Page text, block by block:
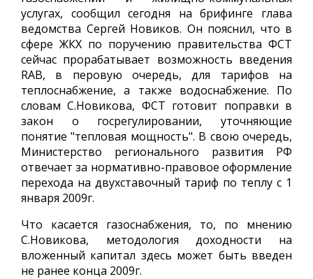
услугах, сообщил сегодня на брифинге глава
ведомства Сергей Новиков. Он пояснил, что в
сфере ЖКХ по поручению правительства ФСТ
сейчас прорабатывает возможность введения
RAB, в перовую очередь, для тарифов на
теплоснабжение, а также водоснабжение. По
словам С.Новикова, ФСТ готовит поправки в
закон о госрегулировании, уточняющие
понятие "тепловая мощность". В свою очередь,
Министерство регионального развития РФ
отвечает за нормативно-правовое оформление
перехода на двухставочный тариф по теплу с 1
января 2009г.
Что касается газоснабжения, то, по мнению
С.Новикова, методология доходности на
вложенный капитал здесь может быть введен
не ранее конца 2009г.